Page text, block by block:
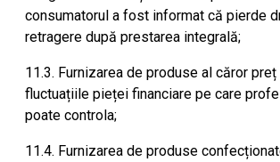
consumatorul a fost informat că pierde
retragere după prestarea integrală;
11.3. Furnizarea de produse al căror
fluctuațiile pieței financiare pe care
poate controla;
11.4. Furnizarea de produse